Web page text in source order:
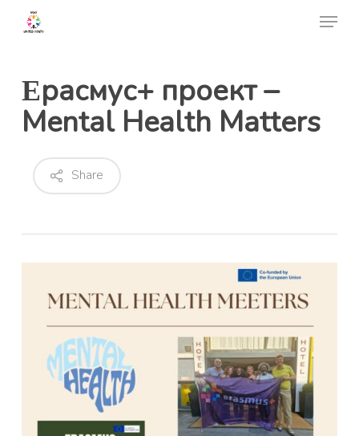
Menu
Εрасмус+ проект –
Mental Health Matters
Share